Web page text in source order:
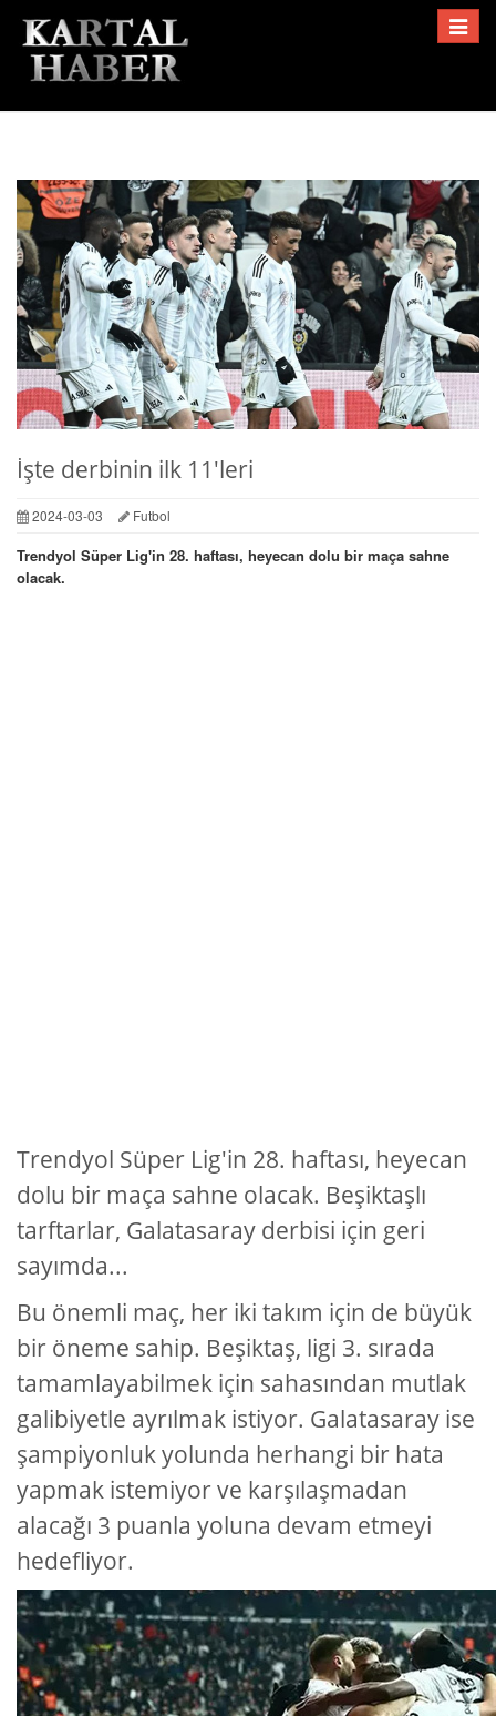
Toggle
İşte derbinin ilk 11'leri
2024-03-03 Futbol
Trendyol Süper Lig'in 28. haftası, heyecan dolu bir maça sahne
olacak.
Trendyol Süper Lig'in 28. haftası, heyecan
dolu bir maça sahne olacak. Beşiktaşlı
tarftarlar, Galatasaray derbisi için geri
sayımda...
Bu önemli maç, her iki takım için de büyük
bir öneme sahip. Beşiktaş, ligi 3. sırada
tamamlayabilmek için sahasından mutlak
galibiyetle ayrılmak istiyor. Galatasaray ise
şampiyonluk yolunda herhangi bir hata
yapmak istemiyor ve karşılaşmadan
alacağı 3 puanla yoluna devam etmeyi
hedefliyor.